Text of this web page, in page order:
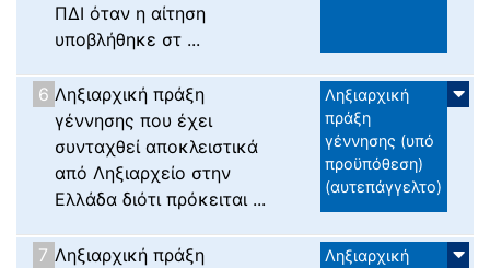
ΠΔΙ όταν η αίτηση
υποβλήθηκε στ ...
6 Ληξιαρχική πράξη
γέννησης που έχει
συνταχθεί αποκλειστικά
από Ληξιαρχείο στην
Ελλάδα διότι πρόκειται ...
Ληξιαρχική
πράξη
γέννησης (υπό
προϋπόθεση)
(αυτεπάγγελτο)
7 Ληξιαρχική πράξη
Ληξιαρχική